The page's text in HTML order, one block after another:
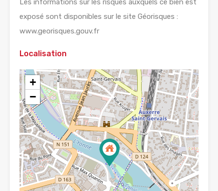
Les informations sur les risques auxquels ce bien est
exposé sont disponibles sur le site Géorisques :
www.georisques.gouv.fr
Localisation
+
−